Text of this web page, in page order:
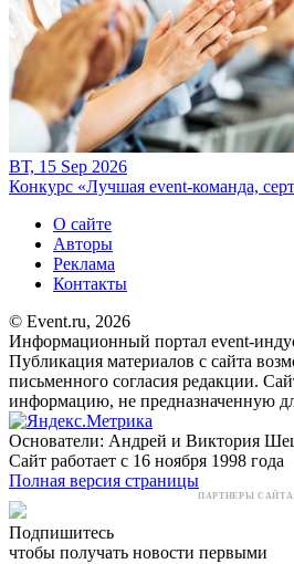
ВТ, 15 Sep 2026
Конкурс «Лучшая event-команда,
О сайте
Авторы
Реклама
Контакты
© Event.ru, 2026
Информационный портал event-
Публикация материалов с сайта
письменного согласия редакции.
информацию, не предназначенную
Основатели: Андрей и Виктория
Сайт работает с 16 ноября 1998 года
Полная версия страницы
ПАРТНЕРЫ САЙТА:
Подпишитесь
чтобы получать новости первыми